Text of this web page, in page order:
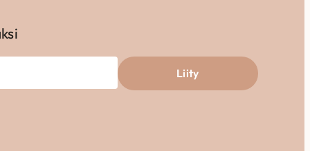
Liity